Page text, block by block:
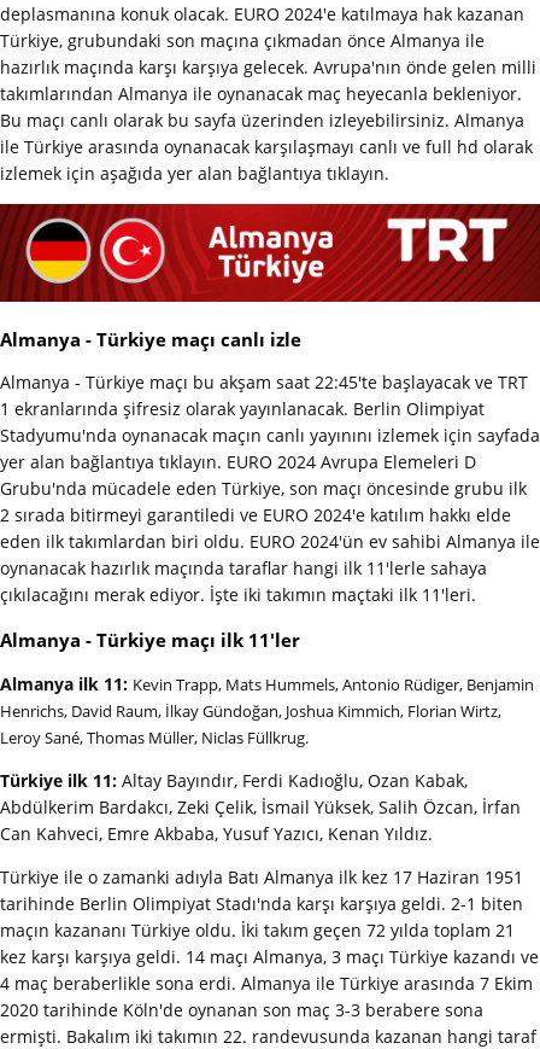
deplasmanına konuk olacak. EURO 2024'e katılmaya hak kazanan
Türkiye, grubundaki son maçına çıkmadan önce Almanya ile
hazırlık maçında karşı karşıya gelecek. Avrupa'nın önde gelen milli
takımlarından Almanya ile oynanacak maç heyecanla bekleniyor.
Bu maçı canlı olarak bu sayfa üzerinden izleyebilirsiniz. Almanya
ile Türkiye arasında oynanacak karşılaşmayı canlı ve full hd olarak
izlemek için aşağıda yer alan bağlantıya tıklayın.
Almanya - Türkiye maçı canlı izle
Almanya - Türkiye maçı bu akşam saat 22:45'te başlayacak ve TRT
1 ekranlarında şifresiz olarak yayınlanacak. Berlin Olimpiyat
Stadyumu'nda oynanacak maçın canlı yayınını izlemek için sayfada
yer alan bağlantıya tıklayın. EURO 2024 Avrupa Elemeleri D
Grubu'nda mücadele eden Türkiye, son maçı öncesinde grubu ilk
2 sırada bitirmeyi garantiledi ve EURO 2024'e katılım hakkı elde
eden ilk takımlardan biri oldu. EURO 2024'ün ev sahibi Almanya ile
oynanacak hazırlık maçında taraflar hangi ilk 11'lerle sahaya
çıkılacağını merak ediyor. İşte iki takımın maçtaki ilk 11'leri.
Almanya - Türkiye maçı ilk 11'ler
Almanya ilk 11: Kevin Trapp, Mats Hummels, Antonio Rüdiger, Benjamin
Henrichs, David Raum, İlkay Gündoğan, Joshua Kimmich, Florian Wirtz,
Leroy Sané, Thomas Müller, Niclas Füllkrug.
Türkiye ilk 11: Altay Bayındır, Ferdi Kadıoğlu, Ozan Kabak,
Abdülkerim Bardakcı, Zeki Çelik, İsmail Yüksek, Salih Özcan, İrfan
Can Kahveci, Emre Akbaba, Yusuf Yazıcı, Kenan Yıldız.
Türkiye ile o zamanki adıyla Batı Almanya ilk kez 17 Haziran 1951
tarihinde Berlin Olimpiyat Stadı'nda karşı karşıya geldi. 2-1 biten
maçın kazananı Türkiye oldu. İki takım geçen 72 yılda toplam 21
kez karşı karşıya geldi. 14 maçı Almanya, 3 maçı Türkiye kazandı ve
4 maç beraberlikle sona erdi. Almanya ile Türkiye arasında 7 Ekim
2020 tarihinde Köln'de oynanan son maç 3-3 berabere sona
ermişti. Bakalım iki takımın 22. randevusunda kazanan hangi taraf